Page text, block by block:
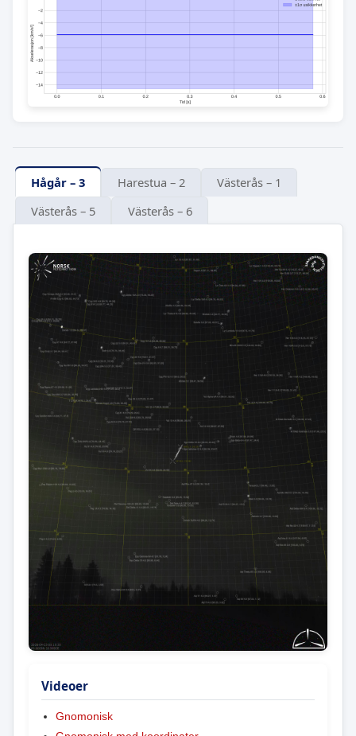
Hågår – 3 Harestua – 2
Västerås – 1
Västerås – 5
Västerås – 6
Videoer
Gnomonisk